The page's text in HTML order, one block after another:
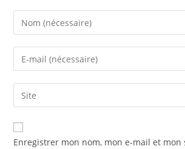
Enter
your
name
comment
Enter
your
email
address
comment
Saisir
l’URL
de
votre
Enregistrer mon nom, mon e-mail et mon